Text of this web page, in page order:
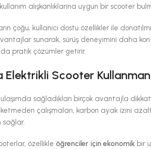
alışkanlıklarına uygun bir scooter
çoğu, kullanıcı dostu özellikler ile
sunarak, sürüş deneyimini daha
da pratik çözümler getirir.
Elektrikli Scooter
ulaşımda sağladıkları birçok avantajla
çalışmaları, karbon ayak izini
sağlar.
özellikle öğrenciler için ekonomik bir